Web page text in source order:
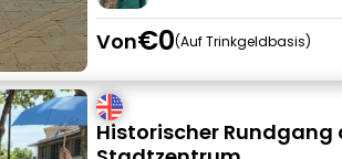
Von€0 Auf Trinkgeldbasis
Historischer Rundgang